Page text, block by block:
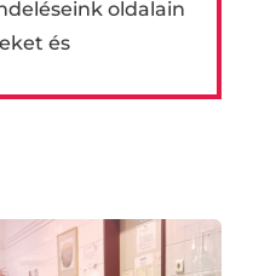
oldalain
és